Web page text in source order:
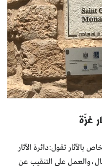
غزّة
بالآثار تقول:دائرة الآثار
على التنقيب عن